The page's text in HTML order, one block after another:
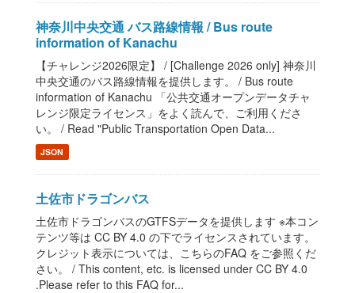
神奈川中央交通 バス路線情報 / Bus route
information of Kanachu
【チャレンジ2026限定】 / [Challenge 2026 only] 神奈川
中央交通のバス路線情報を提供します。 / Bus route
information of Kanachu 「公共交通オープンデータチャ
レンジ限定ライセンス」をよく読んで、ご利用くださ
い。 / Read "Public Transportation Open Data...
JSON
土佐市ドラゴンバス
土佐市ドラゴンバスのGTFSデータを提供します ※本コン
テンツ等は CC BY 4.0 の下でライセンスされています。
クレジット表示については、こちらのFAQ をご参照くだ
さい。 / This content, etc. is licensed under CC BY 4.0
.Please refer to this FAQ for...